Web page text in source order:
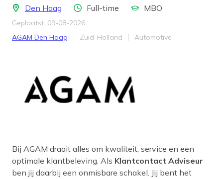
LocatieDen Haag Aantal uren
Full-time Opleidingsniveau
MBO
Geplaatst: 09-08-2026
Bedrijf
AGAM Den Haag Provincie
Zuid-Holland Werkveld
Automotive
Bij AGAM draait alles om kwaliteit, service en een
optimale klantbeleving. Als Klantcontact Adviseur
ben jij daarbij een onmisbare schakel. Jij bent het